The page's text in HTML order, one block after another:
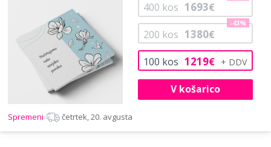
100 kos 1219€
200 kos 1380€
-43%
400 kos 1693€
V košarico
Spremeni četrtek, 20. avgusta